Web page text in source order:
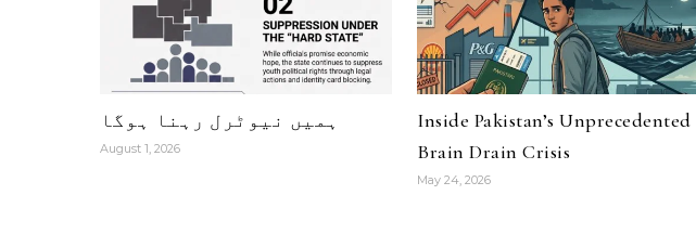
ہمیں نیوٹرل رہنا ہوگا
August 1, 2026
Inside Pakistan’s Unprecedented
Brain Drain Crisis
May 24, 2026